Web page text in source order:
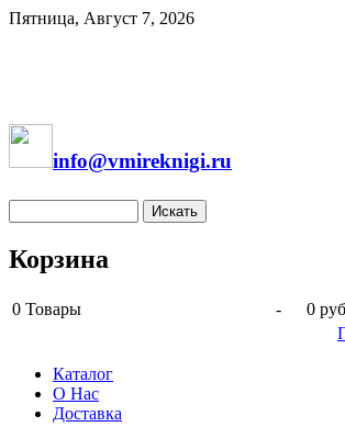
Пятница, Август 7, 2026
info@vmireknigi.ru
Корзина
0 Товары -
0
Каталог
О Нас
Доставка